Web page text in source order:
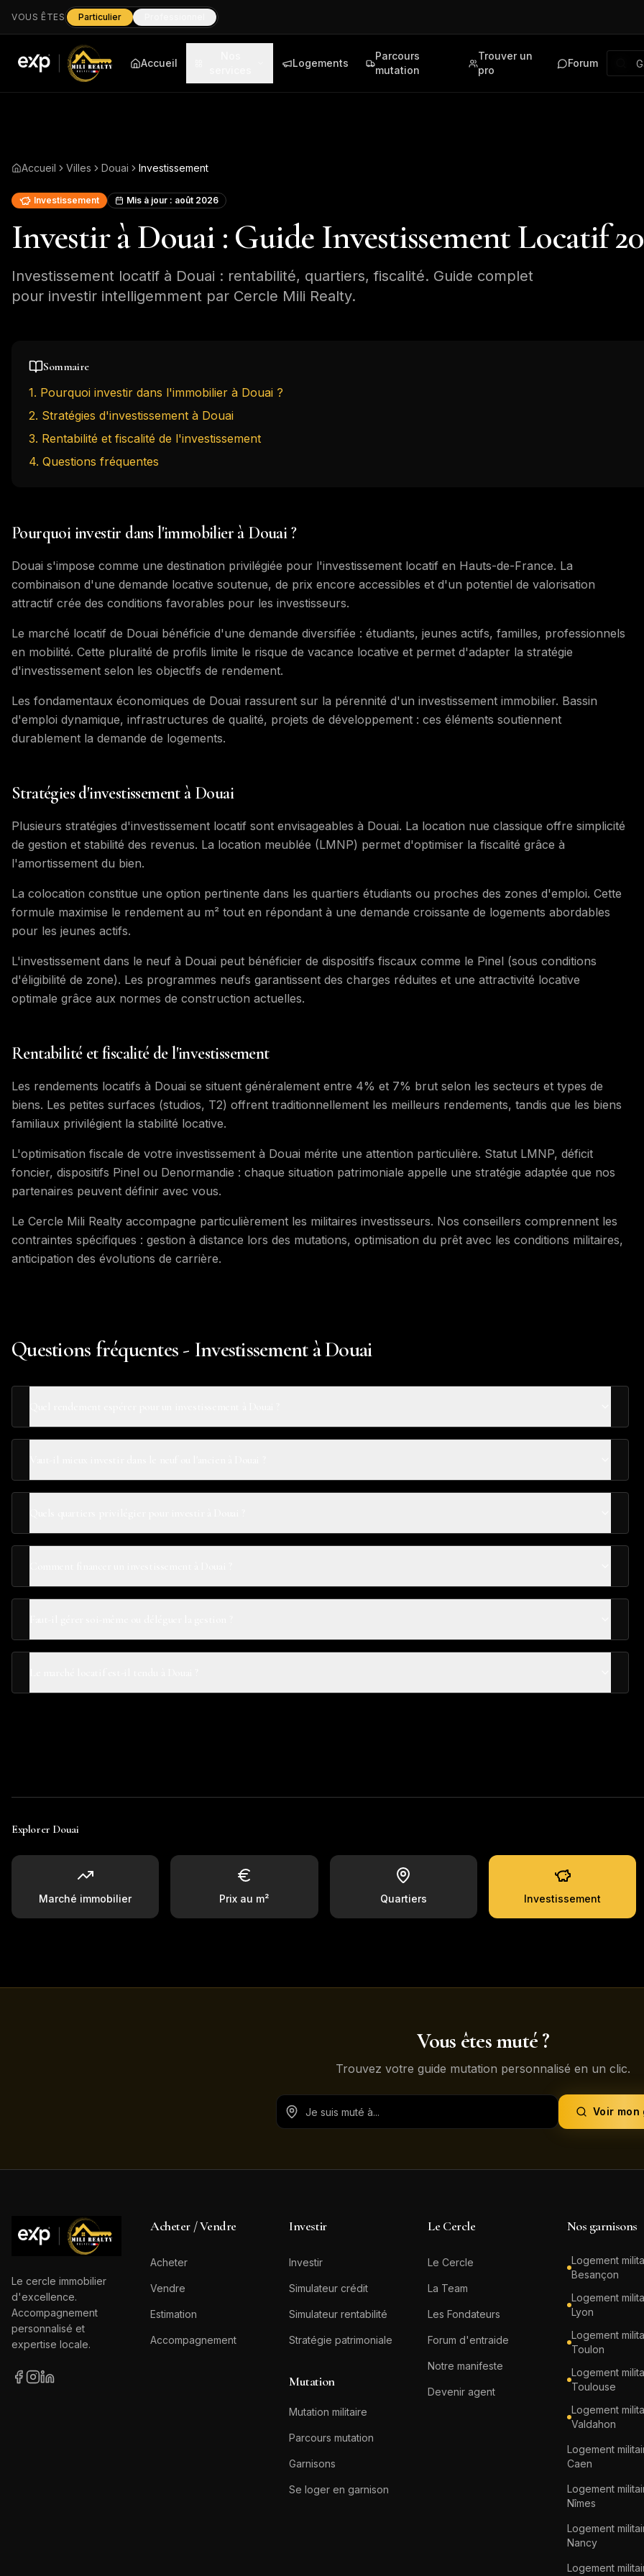
VOUS ÊTES Particulier
Accueil Logements
Parcours
mutation
Trouver un
pro
Forum
Accueil Villes Douai Investissement
Investissement Mis à jour : août 2026
Investir à Douai : Guide Investissement Locatif
Investissement locatif à Douai : rentabilité, quartiers, fiscalité. Guide complet
pour investir intelligemment par Cercle Mili Realty.
Sommaire
1. Pourquoi investir dans l'immobilier à Douai ?
2. Stratégies d'investissement à Douai
3. Rentabilité et fiscalité de l'investissement
4. Questions fréquentes
Pourquoi investir dans l'immobilier à Douai ?
Douai s'impose comme une destination privilégiée pour l'investissement locatif en Hauts-de-France. La
combinaison d'une demande locative soutenue, de prix encore accessibles et d'un potentiel de valorisation
attractif crée des conditions favorables pour les investisseurs.
Le marché locatif de Douai bénéficie d'une demande diversifiée : étudiants, jeunes actifs, familles, professionnels
en mobilité. Cette pluralité de profils limite le risque de vacance locative et permet d'adapter la stratégie
d'investissement selon les objectifs de rendement.
Les fondamentaux économiques de Douai rassurent sur la pérennité d'un investissement immobilier. Bassin
d'emploi dynamique, infrastructures de qualité, projets de développement : ces éléments soutiennent
durablement la demande de logements.
Stratégies d'investissement à Douai
Plusieurs stratégies d'investissement locatif sont envisageables à Douai. La location nue classique offre simplicité
de gestion et stabilité des revenus. La location meublée (LMNP) permet d'optimiser la fiscalité grâce à
l'amortissement du bien.
La colocation constitue une option pertinente dans les quartiers étudiants ou proches des zones d'emploi. Cette
formule maximise le rendement au m² tout en répondant à une demande croissante de logements abordables
pour les jeunes actifs.
L'investissement dans le neuf à Douai peut bénéficier de dispositifs fiscaux comme le Pinel (sous conditions
d'éligibilité de zone). Les programmes neufs garantissent des charges réduites et une attractivité locative
optimale grâce aux normes de construction actuelles.
Rentabilité et fiscalité de l'investissement
Les rendements locatifs à Douai se situent généralement entre 4% et 7% brut selon les secteurs et types de
biens. Les petites surfaces (studios, T2) offrent traditionnellement les meilleurs rendements, tandis que les biens
familiaux privilégient la stabilité locative.
L'optimisation fiscale de votre investissement à Douai mérite une attention particulière. Statut LMNP, déficit
foncier, dispositifs Pinel ou Denormandie : chaque situation patrimoniale appelle une stratégie adaptée que nos
partenaires peuvent définir avec vous.
Le Cercle Mili Realty accompagne particulièrement les militaires investisseurs. Nos conseillers comprennent les
contraintes spécifiques : gestion à distance lors des mutations, optimisation du prêt avec les conditions militaires,
anticipation des évolutions de carrière.
Questions fréquentes - Investissement à Douai
Explorer Douai
Marché immobilier Prix au m² Quartiers Investissement
Vous êtes muté ?
Trouvez votre guide mutation personnalisé en un clic.
Voir mon
Le cercle immobilier
d'excellence.
Accompagnement
personnalisé et
expertise locale.
Acheter / Vendre
Acheter
Vendre
Estimation
Accompagnement
Investir
Investir
Simulateur crédit
Simulateur rentabilité
Stratégie patrimoniale
Mutation
Mutation militaire
Parcours mutation
Garnisons
Se loger en garnison
Le Cercle
Le Cercle
La Team
Les Fondateurs
Forum d'entraide
Notre manifeste
Devenir agent
Nos garnisons
Logement
Besançon
Logement
Lyon
Logement
Toulon
Logement
Toulouse
Logement
Valdahon
Logement
Caen
Logement
Nîmes
Logement
Nancy
Logement